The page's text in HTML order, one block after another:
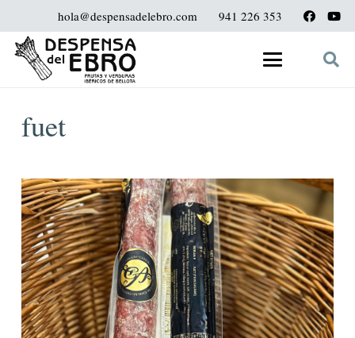
hola@despensadelebro.com 941 226 353
fuet